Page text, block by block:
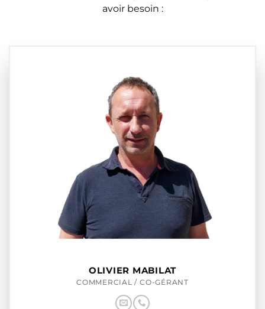
avoir besoin :
OLIVIER MABILAT
COMMERCIAL / CO-GÉRANT